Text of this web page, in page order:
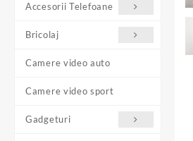
Accesorii Telefoane
Bricolaj
Camere video auto
Camere video sport
Gadgeturi